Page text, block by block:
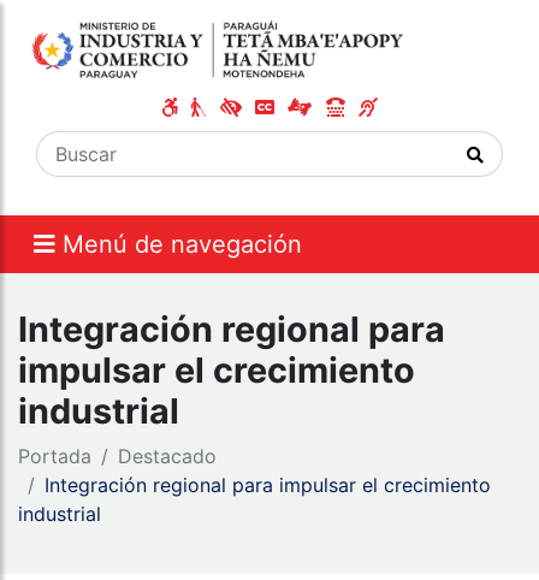
Menú de navegación
Integración regional para
impulsar el crecimiento
industrial
Portada
Destacado
Integración regional para impulsar el crecimiento
industrial